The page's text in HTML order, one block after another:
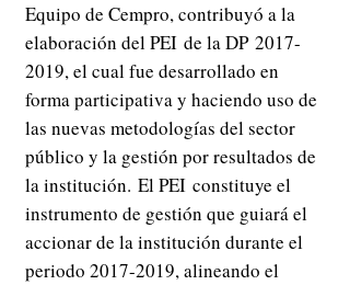
Equipo de Cempro, contribuyó a la
elaboración del PEI de la DP 2017-
2019, el cual fue desarrollado en
forma participativa y haciendo uso de
las nuevas metodologías del sector
público y la gestión por resultados de
la institución. El PEI constituye el
instrumento de gestión que guiará el
accionar de la institución durante el
periodo 2017-2019, alineando el